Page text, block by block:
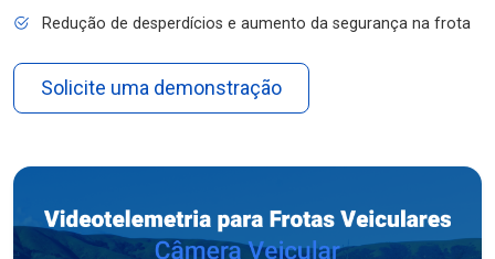
Redução de desperdícios e aumento da segurança na frota
Solicite uma demonstração